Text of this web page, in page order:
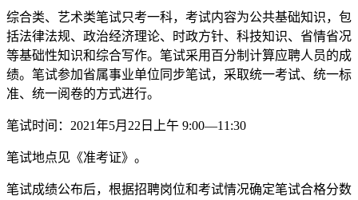
综合类、艺术类笔试只考一科，考试内容为公共基础知识，包
括法律法规、政治经济理论、时政方针、科技知识、省情省况
等基础性知识和综合写作。笔试采用百分制计算应聘人员的成
绩。笔试参加省属事业单位同步笔试，采取统一考试、统一标
准、统一阅卷的方式进行。
笔试时间：2021年5月22日上午 9:00—11:30
笔试地点见《准考证》。
笔试成绩公布后，根据招聘岗位和考试情况确定笔试合格分数